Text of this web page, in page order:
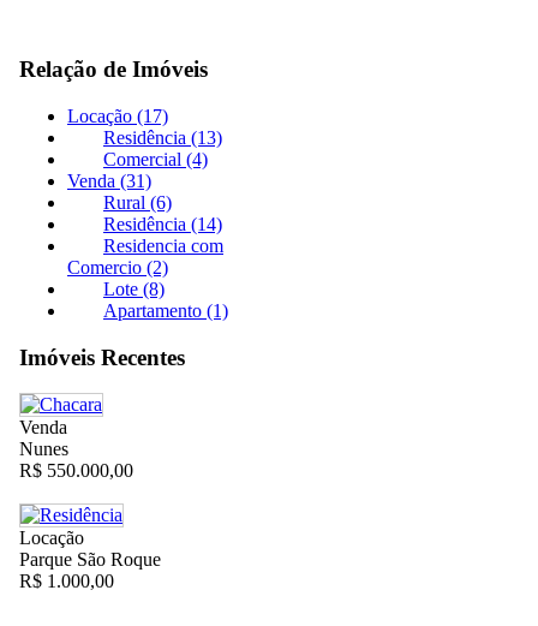
Relação de Imóveis
Locação (17)
Residência (13)
Comercial (4)
Venda (31)
Rural (6)
Residência (14)
Residencia com
Comercio (2)
Lote (8)
Apartamento (1)
Imóveis Recentes
Venda
Nunes
R$ 550.000,00
Locação
Parque São Roque
R$ 1.000,00